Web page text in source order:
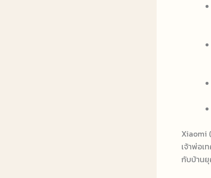
Xiaomi
เจ้าพ่อเ
กับบ้านยุ